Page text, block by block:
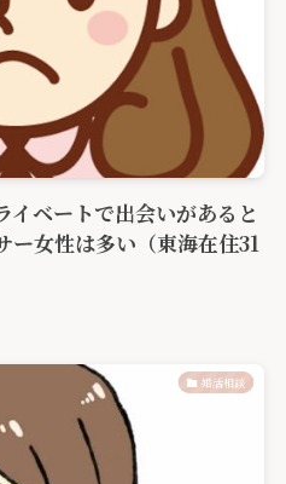
ベートで出会いがあると
ー女性は多い（東海在住31
婚活相談